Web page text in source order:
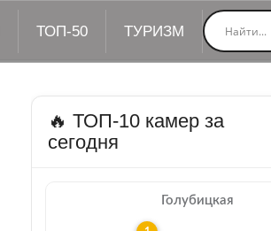
ТОП-50 ТУРИЗМ
🔥 ТОП-10 камер за
сегодня
Голубицкая